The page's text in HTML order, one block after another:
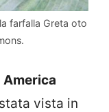
farfalla Greta oto
America
vista in